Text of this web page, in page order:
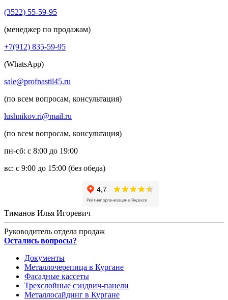
(3522) 55-59-95
(менеджер по продажам)
+7(912) 835-59-95
(WhatsApp)
sale@profnastil45.ru
(по всем вопросам, консультация)
lushnikov.ri@mail.ru
(по всем вопросам, консультация)
пн-сб: с 8:00 до 19:00
вс: с 9:00 до 15:00 (без обеда)
Тиманов Илья Игоревич
Руководитель отдела продаж
Остались вопросы?
Документы
Металлочерепица в Кургане
Фасадные кассеты
Трехслойные сэндвич-панели
Металлосайдинг в Кургане